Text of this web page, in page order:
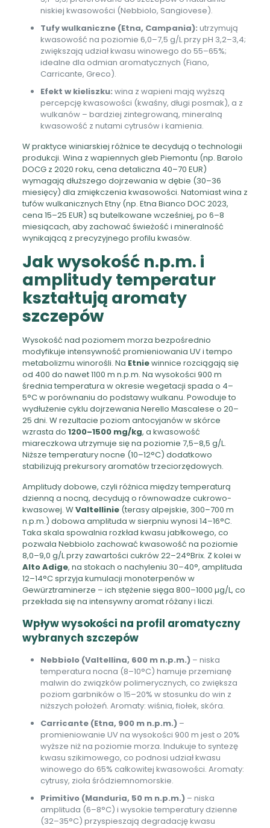
niskiej kwasowości (Nebbiolo, Sangiovese).
Tufy wulkaniczne (Etna, Campania): utrzymują
kwasowość na poziomie 6,0–7,5 g/L przy pH 3,2–3,4;
zwiększają udział kwasu winowego do 55–65%;
idealne dla odmian aromatycznych (Fiano,
Carricante, Greco).
Efekt w kieliszku: wina z wapieni mają wyższą
percepcję kwasowości (kwaśny, długi posmak), a z
wulkanów – bardziej zintegrowaną, mineralną
kwasowość z nutami cytrusów i kamienia.
W praktyce winiarskiej różnice te decydują o technologii
produkcji. Wina z wapiennych gleb Piemontu (np. Barolo
DOCG z 2020 roku, cena detaliczna 40–70 EUR)
wymagają dłuższego dojrzewania w dębie (30–36
miesięcy) dla zmiękczenia kwasowości. Natomiast wina z
tufów wulkanicznych Etny (np. Etna Bianco DOC 2023,
cena 15–25 EUR) są butelkowane wcześniej, po 6–8
miesiącach, aby zachować świeżość i mineralność
wynikającą z precyzyjnego profilu kwasów.
Jak wysokość n.p.m. i
amplitudy temperatur
kształtują aromaty
szczepów
Wysokość nad poziomem morza bezpośrednio
modyfikuje intensywność promieniowania UV i tempo
metabolizmu winorośli. Na Etniewinnice rozciągają się
od 400 do nawet 1100 m n.p.m. Na wysokości 900 m
średnia temperatura w okresie wegetacji spada o 4–
5°C w porównaniu do podstawy wulkanu. Powoduje to
wydłużenie cyklu dojrzewania Nerello Mascalese o 20–
25 dni. W rezultacie poziom antocyjanów w skórce
wzrasta do 1200–1500 mg/kg, a kwasowość
miareczkowa utrzymuje się na poziomie 7,5–8,5 g/L.
Niższe temperatury nocne (10–12°C) dodatkowo
stabilizują prekursory aromatów trzeciorzędowych.
Amplitudy dobowe, czyli różnica między temperaturą
dzienną a nocną, decydują o równowadze cukrowo-
kwasowej. WValtellinie(terasy alpejskie, 300–700 m
n.p.m.) dobowa amplituda w sierpniu wynosi 14–16°C.
Taka skala spowalnia rozkład kwasu jabłkowego, co
pozwala Nebbiolo zachować kwasowość na poziomie
8,0–9,0 g/L przy zawartości cukrów 22–24°Brix. Z kolei w
Alto Adige, na stokach o nachyleniu 30–40°, amplituda
12–14°C sprzyja kumulacji monoterpenów w
Gewürztraminerze – ich stężenie sięga 800–1000 µg/L, co
przekłada się na intensywny aromat różany i liczi.
Wpływ wysokości na profil aromatyczny
wybranych szczepów
Nebbiolo (Valtellina, 600 m n.p.m.)– niska
temperatura nocna (8–10°C) hamuje przemianę
malwin do związków polimerycznych, co zwiększa
poziom garbników o 15–20% w stosunku do win z
niższych położeń. Aromaty: wiśnia, fiołek, skóra.
Carricante (Etna, 900 m n.p.m.)–
promieniowanie UV na wysokości 900 m jest o 20%
wyższe niż na poziomie morza. Indukuje to syntezę
kwasu szikimowego, co podnosi udział kwasu
winowego do 65% całkowitej kwasowości. Aromaty:
cytrusy, zioła śródziemnomorskie.
Primitivo (Manduria, 50 m n.p.m.)– niska
amplituda (6–8°C) i wysokie temperatury dzienne
(32–35°C) przyspieszają degradację kwasu